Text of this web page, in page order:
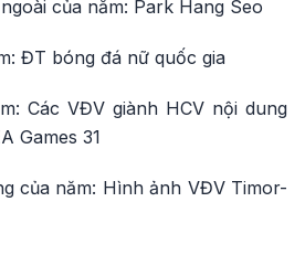
của năm: Park Hang Seo
ĐT bóng đá nữ quốc gia
Các VĐV giành HCV nội dung
Games 31
của năm: Hình ảnh VĐV Timor-